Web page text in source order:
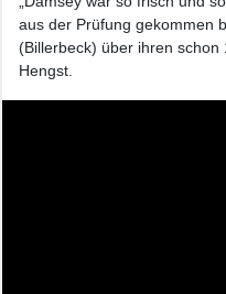
aus der Prüfung gekommen
(Billerbeck) über ihren
Hengst.